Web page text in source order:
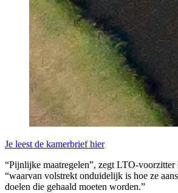
Je leest de kamerbrief hier
“Pijnlijke maatregelen”, zegt LTO-voorzitter
“waarvan volstrekt onduidelijk is hoe ze
doelen die gehaald moeten worden.”